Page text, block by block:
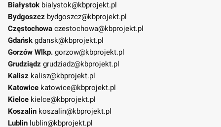
Białystok bialystok@kbprojekt.pl
Bydgoszcz bydgoszcz@kbprojekt.pl
Częstochowa czestochowa@kbprojekt.pl
Gdańsk gdansk@kbprojekt.pl
Gorzów Wlkp. gorzow@kbprojekt.pl
Grudziądz grudziadz@kbprojekt.pl
Kalisz kalisz@kbprojekt.pl
Katowice katowice@kbprojekt.pl
Kielce kielce@kbprojekt.pl
Koszalin koszalin@kbprojekt.pl
Lublin lublin@kbprojekt.pl